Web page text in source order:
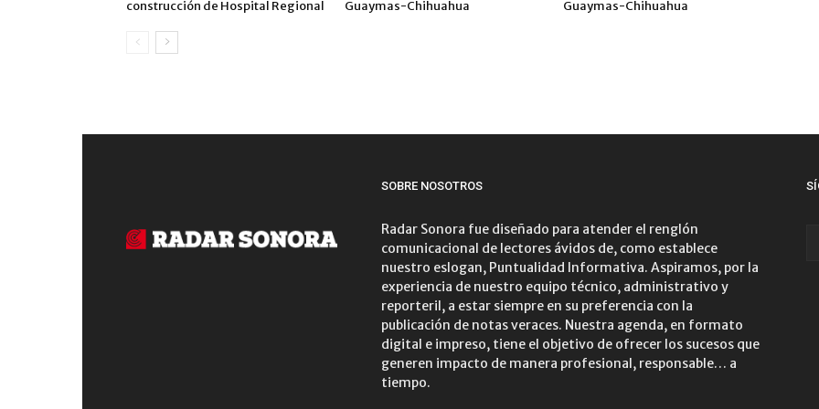
construcción de Hospital Regional
Guaymas-Chihuahua
Guaymas-Chihuahua
SOBRE NOSOTROS
Radar Sonora fue diseñado para atender el renglón
comunicacional de lectores ávidos de, como establece
nuestro eslogan, Puntualidad Informativa. Aspiramos, por la
experiencia de nuestro equipo técnico, administrativo y
reporteril, a estar siempre en su preferencia con la
publicación de notas veraces. Nuestra agenda, en formato
digital e impreso, tiene el objetivo de ofrecer los sucesos que
generen impacto de manera profesional, responsable… a
tiempo.